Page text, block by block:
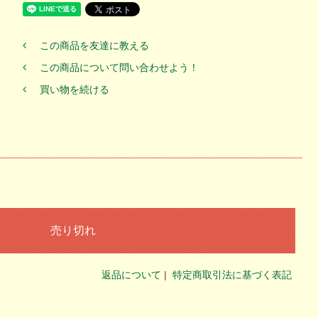
この商品を友達に教える
この商品について問い合わせよう！
買い物を続ける
返品について | 特定商取引法に基づく表記